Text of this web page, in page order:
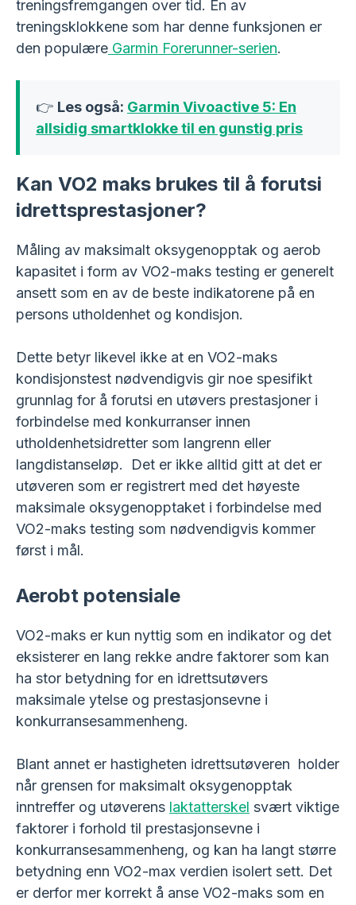
treningsfremgangen over tid. En av
treningsklokkene som har denne funksjonen er
den populære Garmin Forerunner-serien.
👉 Les også: Garmin Vivoactive 5: En
allsidig smartklokke til en gunstig pris
Kan VO2 maks brukes til å forutsi
idrettsprestasjoner?
Måling av maksimalt oksygenopptak og aerob
kapasitet i form av VO2-maks testing er generelt
ansett som en av de beste indikatorene på en
persons utholdenhet og kondisjon.
Dette betyr likevel ikke at en VO2-maks
kondisjonstest nødvendigvis gir noe spesifikt
grunnlag for å forutsi en utøvers prestasjoner i
forbindelse med konkurranser innen
utholdenhetsidretter som langrenn eller
langdistanseløp. Det er ikke alltid gitt at det er
utøveren som er registrert med det høyeste
maksimale oksygenopptaket i forbindelse med
VO2-maks testing som nødvendigvis kommer
først i mål.
Aerobt potensiale
VO2-maks er kun nyttig som en indikator og det
eksisterer en lang rekke andre faktorer som kan
ha stor betydning for en idrettsutøvers
maksimale ytelse og prestasjonsevne i
konkurransesammenheng.
Blant annet er hastigheten idrettsutøveren holder
når grensen for maksimalt oksygenopptak
inntreffer og utøverens laktatterskel svært viktige
faktorer i forhold til prestasjonsevne i
konkurransesammenheng, og kan ha langt større
betydning enn VO2-max verdien isolert sett. Det
er derfor mer korrekt å anse VO2-maks som en